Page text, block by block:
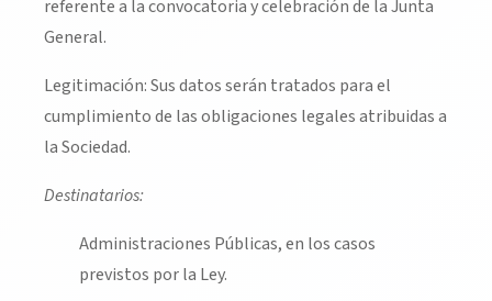
referente a la convocatoria y celebración de la Junta
General.
Legitimación: Sus datos serán tratados para el
cumplimiento de las obligaciones legales atribuidas a
la Sociedad.
Destinatarios:
Administraciones Públicas, en los casos
previstos por la Ley.